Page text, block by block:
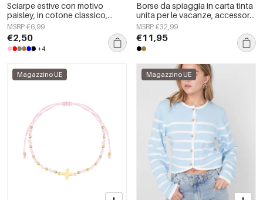
Sciarpe estive con motivo
paisley, in cotone classico,
accessori per tutti i giorni
MSRP €6,99
€2,50
+4
Borse da spiaggia in carta tinta
unita per le vacanze, accessori
per le vacanze/spiaggia
MSRP €32,99
€11,95
Magazzino UE Magazzino UE